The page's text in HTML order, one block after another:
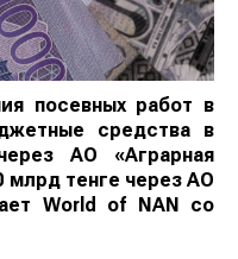
посевных работ в
средства в
АО «Аграрная
млрд тенге через АО
World of NAN со